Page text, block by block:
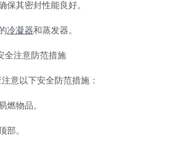
保其密封性能良好。
冷凝器和蒸发器。
全注意防范措施
意以下安全防范措施：
燃物品。
部。